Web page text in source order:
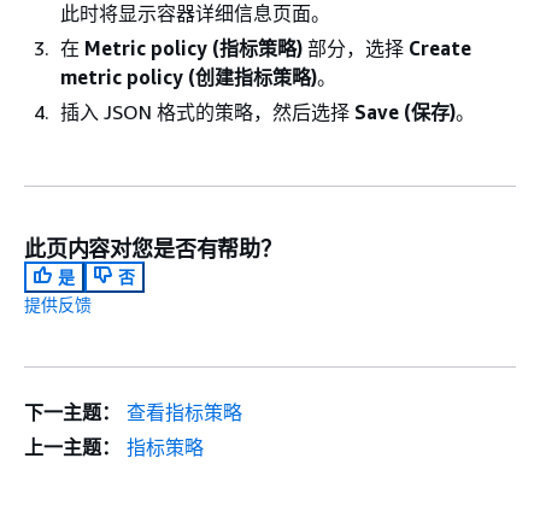
此时将显示容器详细信息页面。
在 Metric policy (指标策略) 部分，选择 Create
metric policy (创建指标策略)。
插入 JSON 格式的策略，然后选择 Save (保存)。
此页内容对您是否有帮助？
是
否
提供反馈
下一主题：
查看指标策略
上一主题：
指标策略